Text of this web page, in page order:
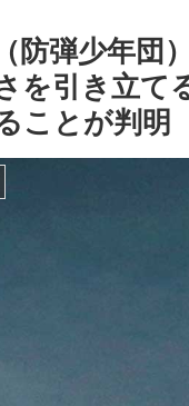
防弾少年団
を引き立て
ことが判明